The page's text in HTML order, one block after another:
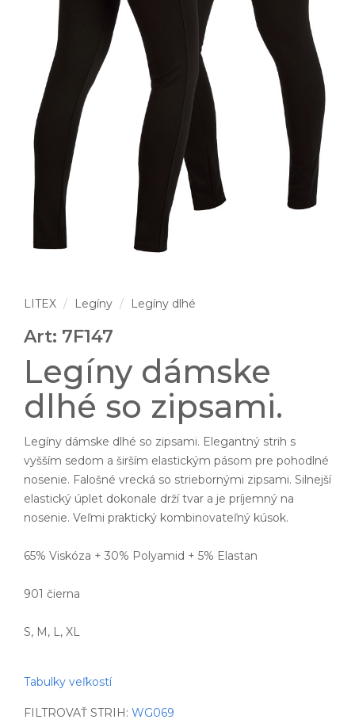
LITEX Legíny Legíny dlhé
Art: 7F147
Legíny dámske
dlhé so zipsami.
Legíny dámske dlhé so zipsami. Elegantný strih s
vyšším sedom a širším elastickým pásom pre pohodlné
nosenie. Falošné vrecká so striebornými zipsami. Silnejší
elastický úplet dokonale drží tvar a je príjemný na
nosenie. Veľmi praktický kombinovateľný kúsok.
65% Viskóza + 30% Polyamid + 5% Elastan
901 čierna
S, M, L, XL
Tabulky veľkostí
FILTROVAŤ STRIH: WG069